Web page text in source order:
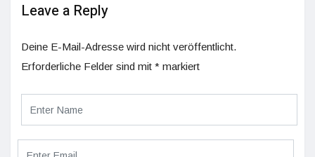
Leave a Reply
Deine E-Mail-Adresse wird nicht veröffentlicht.
Erforderliche Felder sind mit * markiert